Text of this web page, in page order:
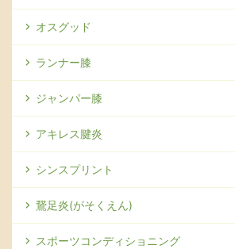
オスグッド
ランナー膝
ジャンパー膝
アキレス腱炎
シンスプリント
鵞足炎(がそくえん)
スポーツコンディショニング